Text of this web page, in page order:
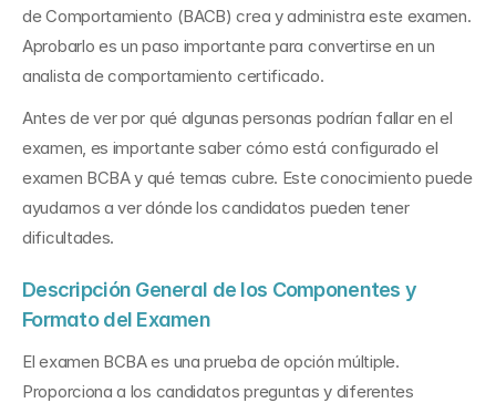
de Comportamiento (BACB) crea y administra este examen.
Aprobarlo es un paso importante para convertirse en un
analista de comportamiento certificado.
Antes de ver por qué algunas personas podrían fallar en el
examen, es importante saber cómo está configurado el
examen BCBA y qué temas cubre. Este conocimiento puede
ayudarnos a ver dónde los candidatos pueden tener
dificultades.
Descripción General de los Componentes y
Formato del Examen
El examen BCBA es una prueba de opción múltiple.
Proporciona a los candidatos preguntas y diferentes